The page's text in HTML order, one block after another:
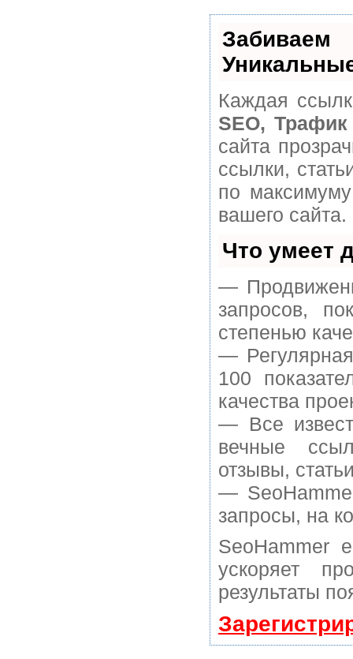
Каждая
SEO,
сайта
ссылки,
по
вашего сайта.
Что умеет
—
запросов,
степенью
—
100
качества
— Все
вечные
отзывы,
—
запросы, на
SeoHammer
ускоряет
результаты